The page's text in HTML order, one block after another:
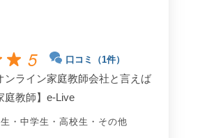
5 口コミ（1件）
ンライン家庭教師会社と言えば
庭教師】e-Live
・ 中学生 ・ 高校生 ・ その他